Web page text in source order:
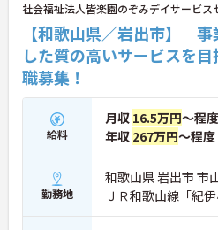
社会福祉法人皆楽園のぞみデイサービス
【和歌山県／岩出市】
した質の高いサービスを
職募集！
給料
月収 16.5万円～程
年収 267万円～程度
勤務地
和歌山県 岩出市 市
ＪＲ和歌山線「紀